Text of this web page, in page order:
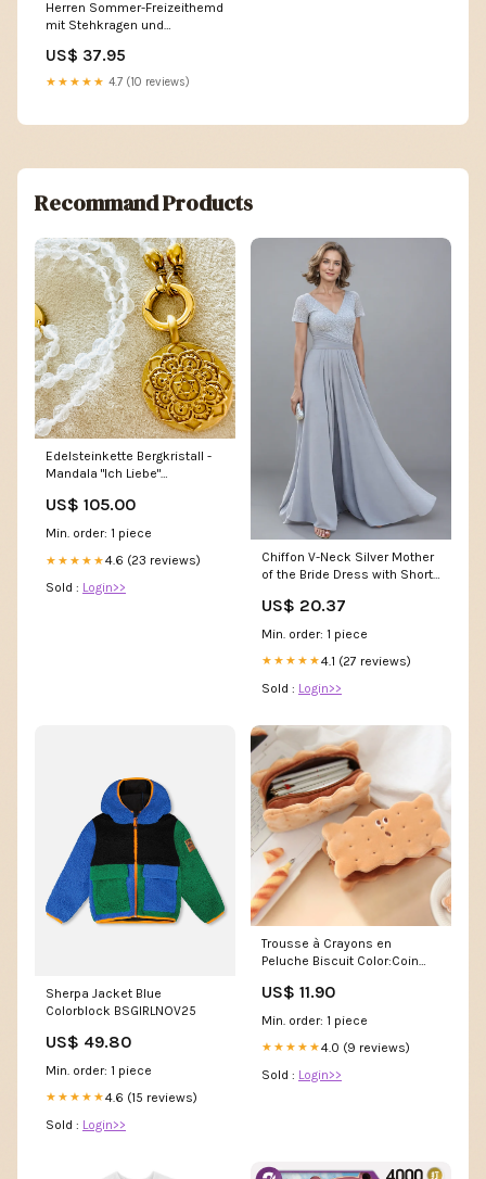
Herren Sommer-Freizeithemd
mit Stehkragen und
31.03.2025
US$ 37.95
★★★★★ 4.7 (10 reviews)
Recommand Products
Edelsteinkette Bergkristall -
Mandala "Ich Liebe"
US$ 105.00
Min. order: 1 piece
★★★★★4.6 (23 reviews)
Sold : Login>>
Chiffon V-Neck Silver Mother
of the Bride Dress with Short
US$ 20.37
Min. order: 1 piece
★★★★★4.1 (27 reviews)
Sold : Login>>
Sherpa Jacket Blue
Colorblock BSGIRLNOV25
US$ 49.80
Min. order: 1 piece
★★★★★4.6 (15 reviews)
Sold : Login>>
Trousse à Crayons en
Peluche Biscuit Color:Coin
US$ 11.90
Min. order: 1 piece
★★★★★4.0 (9 reviews)
Sold : Login>>